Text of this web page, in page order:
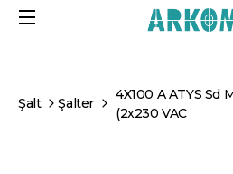
Şalt Şalter
4X100 A ATYS Sd
(2x230 VAC